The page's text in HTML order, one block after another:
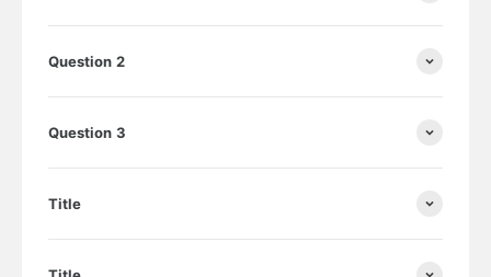
Question 2
Question 3
Title